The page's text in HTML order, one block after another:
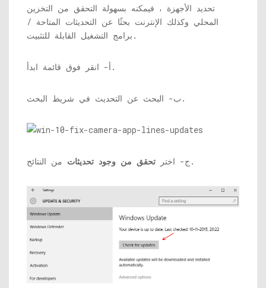
تحديد الأجهزة ، فيمكنه بسهولة التحقق من التخزين
المحلي وكذلك الإنترنت بحثًا عن التحديثات المتاحة /
برامج التشغيل القابلة للتثبيت.
أ- انقر فوق قائمة ابدأ.
ب- البحث عن التحديث في شريط البحث.
ج- اختر تحقق من وجود تحديثات من النتائج.